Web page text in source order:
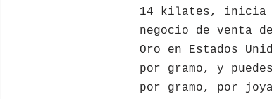
14 kilates, inicia
negocio de venta
Oro en Estados
por gramo, y
por gramo, por